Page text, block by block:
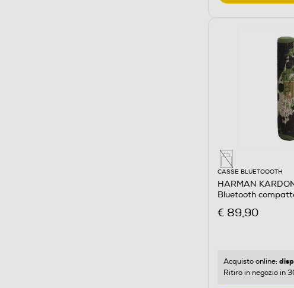
CASSE BLUETOOOTH
HARMAN
Bluetooth
€ 89,90
Acquisto online:
Ritiro in negozio in